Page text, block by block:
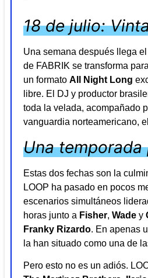
18 de julio:
Una semana después llega
de FABRIK se transforma
un formato All Night Long
libre. El DJ y productor
toda la velada, acompañado
vanguardia norteamericano,
Una
Estas dos fechas son la
LOOP ha pasado en pocos
escenarios simultáneos
horas junto a Fisher, Wade y
Franky Rizardo. En apenas
la han situado como una de
Pero esto no es un adiós.